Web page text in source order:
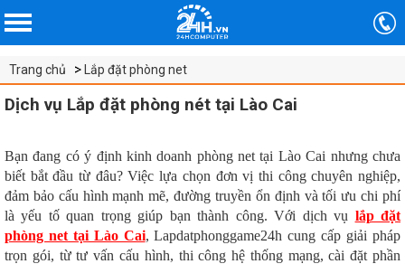
Trang chủ Lắp đặt phòng net
Dịch vụ Lắp đặt phòng nét tại Lào Cai
Bạn đang có ý định kinh doanh phòng net tại Lào Cai nhưng chưa
biết bắt đầu từ đâu? Việc lựa chọn đơn vị thi công chuyên nghiệp,
đảm bảo cấu hình mạnh mẽ, đường truyền ổn định và tối ưu chi phí
là yếu tố quan trọng giúp bạn thành công. Với dịch vụ lắp đặt
phòng net tại Lào Cai, Lapdatphonggame24h cung cấp giải pháp
trọn gói, từ tư vấn cấu hình, thi công hệ thống mạng, cài đặt phần